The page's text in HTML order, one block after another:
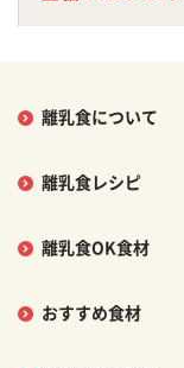
離乳食について
離乳食レシピ
離乳食OK食材
おすすめ食材